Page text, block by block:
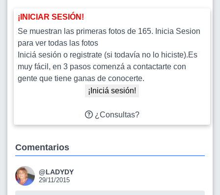
¡INICIAR SESIÓN!
Se muestran las primeras fotos de 165. Inicia Sesion
para ver todas las fotos
Iniciá sesión o registrate (si todavía no lo hiciste).Es
muy fácil, en 3 pasos comenzá a contactarte con
gente que tiene ganas de conocerte.
¡Iniciá sesión!
¿Consultas?
Comentarios
@LADYDY
29/11/2015